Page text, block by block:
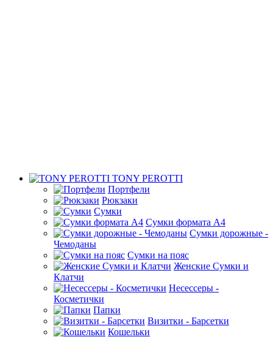
TONY PEROTTI
Портфели
Рюкзаки
Сумки
Сумки формата А4
Сумки дорожные -
Чемоданы
Сумки на пояс
Женские Сумки и
Клатчи
Несессеры -
Косметички
Папки
Визитки - Барсетки
Кошельки